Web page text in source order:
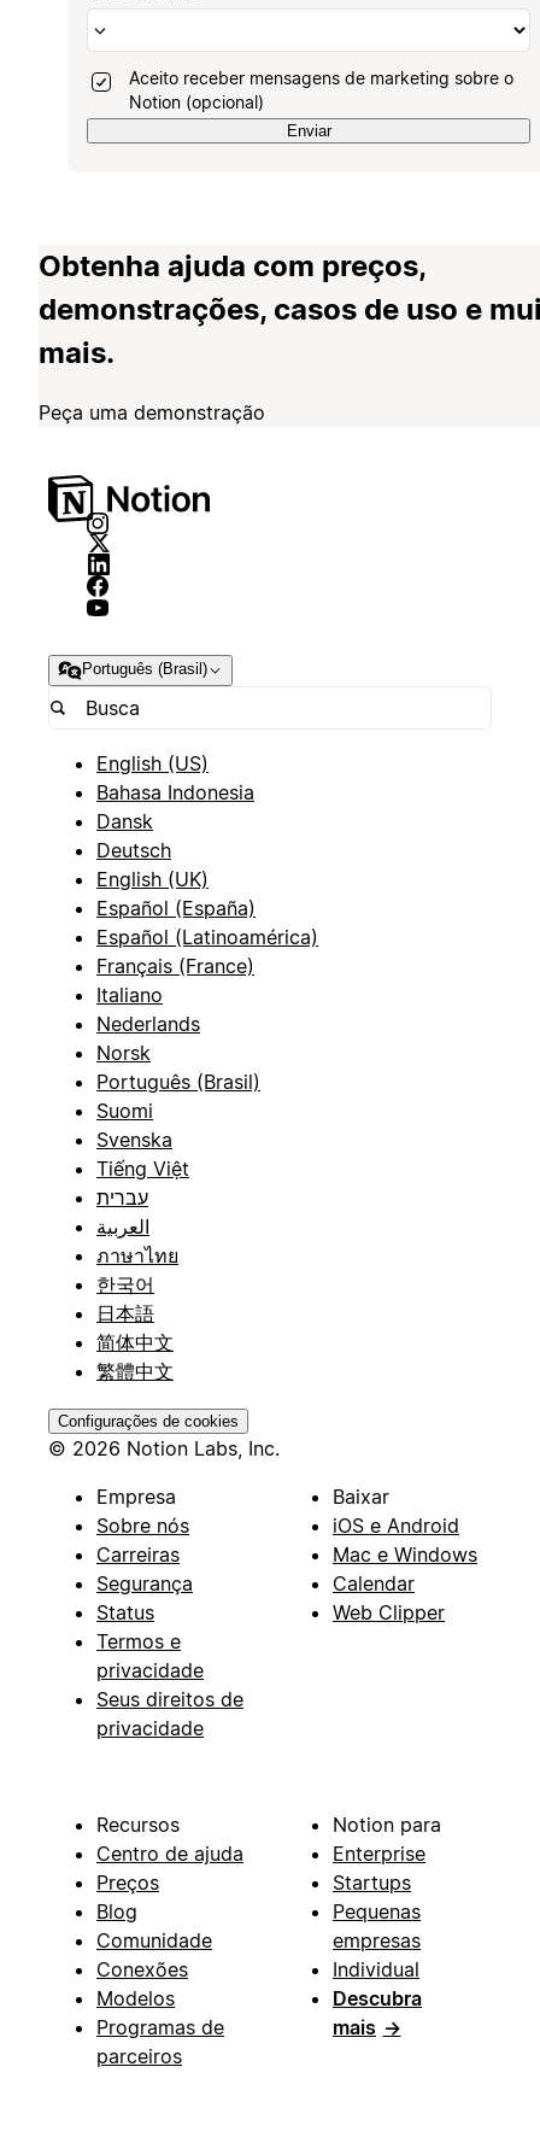
Aceito receber mensagens de marketing sobre o
Notion (opcional)
Enviar
Obtenha ajuda com preços,
demonstrações, casos de uso e
mais.
Peça uma demonstração
Português (Brasil)
English (US)
Bahasa Indonesia
Dansk
Deutsch
English (UK)
Español (España)
Español (Latinoamérica)
Français (France)
Italiano
Nederlands
Norsk
Português (Brasil)
Suomi
Svenska
Tiếng Việt
עברית
العربية
ภาษาไทย
한국어
日本語
简体中文
繁體中文
Configurações de cookies
© 2026 Notion Labs, Inc.
Empresa
Sobre nós
Carreiras
Segurança
Status
Termos e
privacidade
Seus direitos de
privacidade
Baixar
iOS e Android
Mac e Windows
Calendar
Web Clipper
Recursos
Centro de ajuda
Preços
Blog
Comunidade
Conexões
Modelos
Programas de
parceiros
Notion para
Enterprise
Startups
Pequenas
empresas
Individual
Descubra
mais →